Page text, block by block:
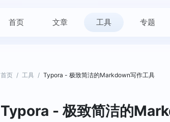
首页 文章 工具 专题
首页 / 工具 / Typora - 极致简洁的Markdown写作工具
Typora - 极致简洁的